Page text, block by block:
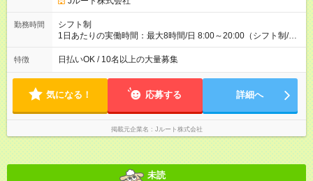
(日休み) ■月収80万円(43歳男性/墨田区在住)※元営業 1日200個
勤務時間
シフト制
1日あたりの実働時間：最大8時間/日 8:00～20:00（シフト制/実
働8時間） ※週5日勤務（場所次第では週4も有り） ※配達状況に
よって時間外での勤務可能性有り ※案件により多少の前後あり
特徴 日払いOK / 10名以上の大量募集
気になる！ 応募する 詳細へ
掲載元企業名 Jルート株式会社
未読